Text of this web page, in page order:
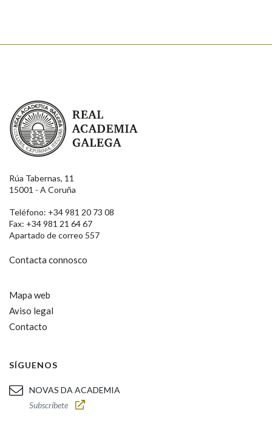
Real Academia Galega
Rúa Tabernas, 11
15001 - A Coruña
Teléfono: +34 981 20 73 08
Fax: +34 981 21 64 67
Apartado de correo 557
Contacta connosco
Mapa web
Aviso legal
Contacto
SÍGUENOS
NOVAS DA ACADEMIA
Subscríbete